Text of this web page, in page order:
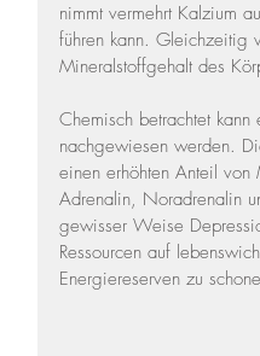
nimmt vermehrt Kalzium
führen kann. Gleichzeitig
Mineralstoffgehalt des
Chemisch betrachtet
nachgewiesen werden.
einen erhöhten Anteil
Adrenalin, Noradrenalin
gewisser Weise
Ressourcen auf
Energiereserven zu